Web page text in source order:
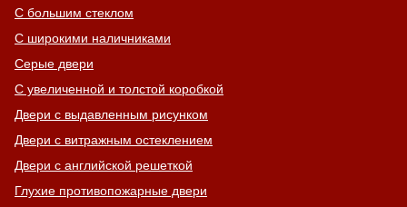
С большим стеклом
С широкими наличниками
Серые двери
С увеличенной и толстой коробкой
Двери с выдавленным рисунком
Двери с витражным остеклением
Двери с английской решеткой
Глухие противопожарные двери